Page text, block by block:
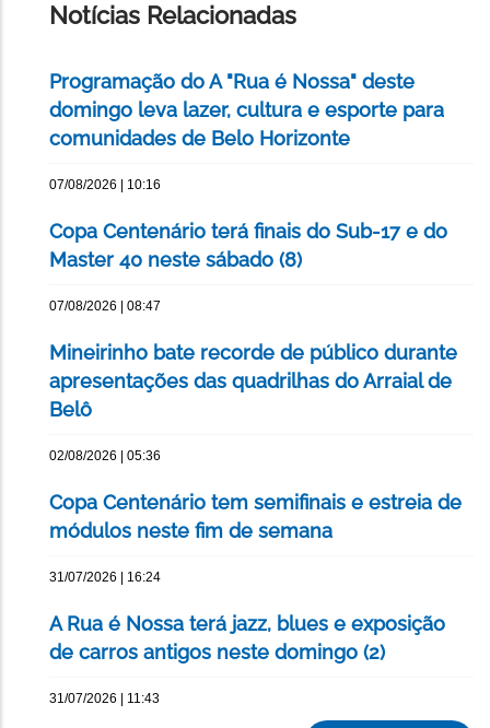
Notícias Relacionadas
Programação do A "Rua é Nossa" deste
domingo leva lazer, cultura e esporte para
comunidades de Belo Horizonte
07/08/2026 | 10:16
Copa Centenário terá finais do Sub-17 e do
Master 40 neste sábado (8)
07/08/2026 | 08:47
Mineirinho bate recorde de público durante
apresentações das quadrilhas do Arraial de
Belô
02/08/2026 | 05:36
Copa Centenário tem semifinais e estreia de
módulos neste fim de semana
31/07/2026 | 16:24
A Rua é Nossa terá jazz, blues e exposição
de carros antigos neste domingo (2)
31/07/2026 | 11:43